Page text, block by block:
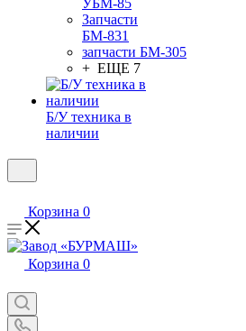
УБМ-85
Запчасти
БМ-831
запчасти БМ-305
+ ЕЩЕ 7
Б/У техника в
наличии
Корзина 0
Корзина 0